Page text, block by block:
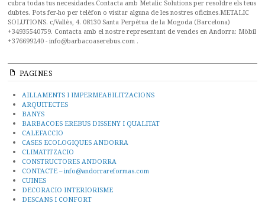
PAGINES
AILLAMENTS I IMPERMEABILITZACIONS
ARQUITECTES
BANYS
BARBACOES EREBUS DISSENY I QUALITAT
CALEFACCIO
CASES ECOLOGIQUES ANDORRA
CLIMATITZACIO
CONSTRUCTORES ANDORRA
CONTACTE – info@andorrareformas.com
CUINES
DECORACIO INTERIORISME
DESCANS I CONFORT